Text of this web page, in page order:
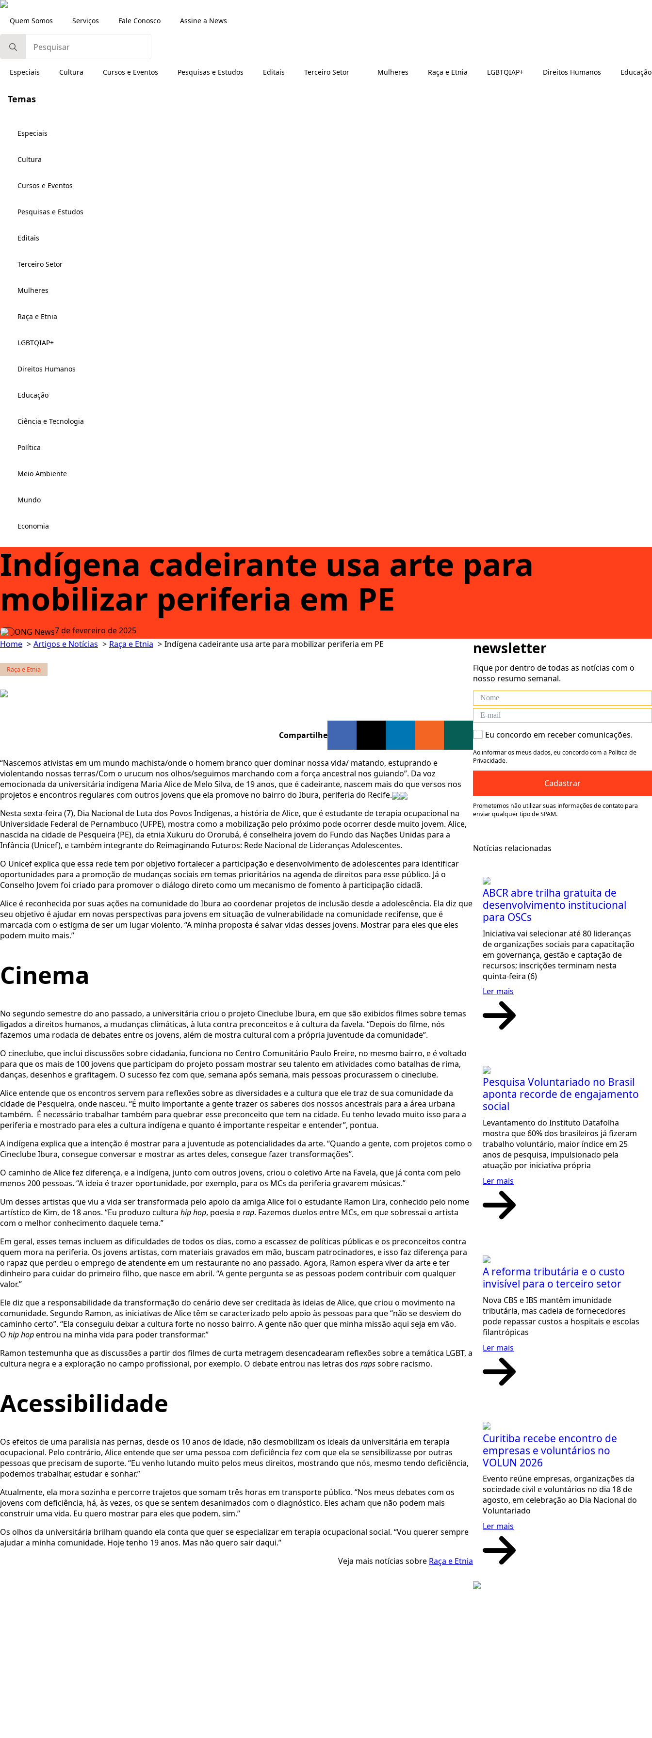
Quem Somos Serviços Fale Conosco Assine a News
for:
Especiais Cultura Cursos e Eventos Pesquisas e Estudos Editais Terceiro Setor Mulheres Raça e Etnia LGBTQIAP+ Direitos Humanos Educação
Temas
Especiais
Cultura
Cursos e Eventos
Pesquisas e Estudos
Editais
Terceiro Setor
Mulheres
Raça e Etnia
LGBTQIAP+
Direitos Humanos
Educação
Ciência e Tecnologia
Política
Meio Ambiente
Mundo
Economia
Indígena cadeirante usa arte para
mobilizar periferia em PE
ONG News7 de fevereiro de 2025
Home
Artigos e Notícias Raça e Etnia Indígena cadeirante usa arte para mobilizar periferia em PE
Raça e Etnia
Compartilhe
“Nascemos ativistas em um mundo machista/onde o homem branco quer dominar nossa vida/ matando, estuprando e
violentando nossas terras/Com o urucum nos olhos/seguimos marchando com a força ancestral nos guiando”. Da voz
emocionada da universitária indígena Maria Alice de Melo Silva, de 19 anos, que é cadeirante, nascem mais do que versos nos
projetos e encontros regulares com outros jovens que ela promove no bairro do Ibura, periferia do Recife.
Nesta sexta-feira (7), Dia Nacional de Luta dos Povos Indígenas, a história de Alice, que é estudante de terapia ocupacional na
Universidade Federal de Pernambuco (UFPE), mostra como a mobilização pelo próximo pode ocorrer desde muito jovem. Alice,
nascida na cidade de Pesqueira (PE), da etnia Xukuru do Ororubá, é conselheira jovem do Fundo das Nações Unidas para a
Infância (Unicef), e também integrante do Reimaginando Futuros: Rede Nacional de Lideranças Adolescentes.
O Unicef explica que essa rede tem por objetivo fortalecer a participação e desenvolvimento de adolescentes para identificar
oportunidades para a promoção de mudanças sociais em temas prioritários na agenda de direitos para esse público. Já o
Conselho Jovem foi criado para promover o diálogo direto como um mecanismo de fomento à participação cidadã.
Alice é reconhecida por suas ações na comunidade do Ibura ao coordenar projetos de inclusão desde a adolescência. Ela diz que
seu objetivo é ajudar em novas perspectivas para jovens em situação de vulnerabilidade na comunidade recifense, que é
marcada com o estigma de ser um lugar violento. “A minha proposta é salvar vidas desses jovens. Mostrar para eles que eles
podem muito mais.”
Cinema
No segundo semestre do ano passado, a universitária criou o projeto Cineclube Ibura, em que são exibidos filmes sobre temas
ligados a direitos humanos, a mudanças climáticas, à luta contra preconceitos e à cultura da favela. “Depois do filme, nós
fazemos uma rodada de debates entre os jovens, além de mostra cultural com a própria juventude da comunidade”.
O cineclube, que inclui discussões sobre cidadania, funciona no Centro Comunitário Paulo Freire, no mesmo bairro, e é voltado
para que os mais de 100 jovens que participam do projeto possam mostrar seu talento em atividades como batalhas de rima,
danças, desenhos e grafitagem. O sucesso fez com que, semana após semana, mais pessoas procurassem o cineclube.
Alice entende que os encontros servem para reflexões sobre as diversidades e a cultura que ele traz de sua comunidade da
cidade de Pesqueira, onde nasceu. “É muito importante a gente trazer os saberes dos nossos ancestrais para a área urbana
também. É necessário trabalhar também para quebrar esse preconceito que tem na cidade. Eu tenho levado muito isso para a
periferia e mostrado para eles a cultura indígena e quanto é importante respeitar e entender”, pontua.
A indígena explica que a intenção é mostrar para a juventude as potencialidades da arte. “Quando a gente, com projetos como o
Cineclube Ibura, consegue conversar e mostrar as artes deles, consegue fazer transformações”.
O caminho de Alice fez diferença, e a indígena, junto com outros jovens, criou o coletivo Arte na Favela, que já conta com pelo
menos 200 pessoas. “A ideia é trazer oportunidade, por exemplo, para os MCs da periferia gravarem músicas.”
Um desses artistas que viu a vida ser transformada pelo apoio da amiga Alice foi o estudante Ramon Lira, conhecido pelo nome
artístico de Kim, de 18 anos. “Eu produzo cultura hip hop, poesia erap. Fazemos duelos entre MCs, em que sobressai o artista
com o melhor conhecimento daquele tema.”
Em geral, esses temas incluem as dificuldades de todos os dias, como a escassez de políticas públicas e os preconceitos contra
quem mora na periferia. Os jovens artistas, com materiais gravados em mão, buscam patrocinadores, e isso faz diferença para
o rapaz que perdeu o emprego de atendente em um restaurante no ano passado. Agora, Ramon espera viver da arte e ter
dinheiro para cuidar do primeiro filho, que nasce em abril. “A gente pergunta se as pessoas podem contribuir com qualquer
valor.”
Ele diz que a responsabilidade da transformação do cenário deve ser creditada às ideias de Alice, que criou o movimento na
comunidade. Segundo Ramon, as iniciativas de Alice têm se caracterizado pelo apoio às pessoas para que “não se desviem do
caminho certo”. “Ela conseguiu deixar a cultura forte no nosso bairro. A gente não quer que minha missão aqui seja em vão.
O hip hopentrou na minha vida para poder transformar.”
Ramon testemunha que as discussões a partir dos filmes de curta metragem desencadearam reflexões sobre a temática LGBT, a
cultura negra e a exploração no campo profissional, por exemplo. O debate entrou nas letras dos rapssobre racismo.
Acessibilidade
Os efeitos de uma paralisia nas pernas, desde os 10 anos de idade, não desmobilizam os ideais da universitária em terapia
ocupacional. Pelo contrário, Alice entende que ser uma pessoa com deficiência fez com que ela se sensibilizasse por outras
pessoas que precisam de suporte. “Eu venho lutando muito pelos meus direitos, mostrando que nós, mesmo tendo deficiência,
podemos trabalhar, estudar e sonhar.”
Atualmente, ela mora sozinha e percorre trajetos que somam três horas em transporte público. “Nos meus debates com os
jovens com deficiência, há, às vezes, os que se sentem desanimados com o diagnóstico. Eles acham que não podem mais
construir uma vida. Eu quero mostrar para eles que podem, sim.”
Os olhos da universitária brilham quando ela conta que quer se especializar em terapia ocupacional social. “Vou querer sempre
ajudar a minha comunidade. Hoje tenho 19 anos. Mas não quero sair daqui.”
Veja mais notícias sobre Raça e Etnia
newsletter
Fique por dentro de todas as notícias com o
nosso resumo semanal.
Eu concordo em receber comunicações.
Ao informar os meus dados, eu concordo com a Política de
Privacidade.
Cadastrar
Prometemos não utilizar suas informações de contato para
enviar qualquer tipo de SPAM.
Notícias relacionadas
ABCR abre trilha gratuita de
desenvolvimento institucional
para OSCs
Iniciativa vai selecionar até 80 lideranças
de organizações sociais para capacitação
em governança, gestão e captação de
recursos; inscrições terminam nesta
quinta-feira (6)
Ler mais
Pesquisa Voluntariado no Brasil
aponta recorde de engajamento
social
Levantamento do Instituto Datafolha
mostra que 60% dos brasileiros já fizeram
trabalho voluntário, maior índice em 25
anos de pesquisa, impulsionado pela
atuação por iniciativa própria
Ler mais
A reforma tributária e o custo
invisível para o terceiro setor
Nova CBS e IBS mantêm imunidade
tributária, mas cadeia de fornecedores
pode repassar custos a hospitais e escolas
filantrópicas
Ler mais
Curitiba recebe encontro de
empresas e voluntários no
VOLUN 2026
Evento reúne empresas, organizações da
sociedade civil e voluntários no dia 18 de
agosto, em celebração ao Dia Nacional do
Voluntariado
Ler mais